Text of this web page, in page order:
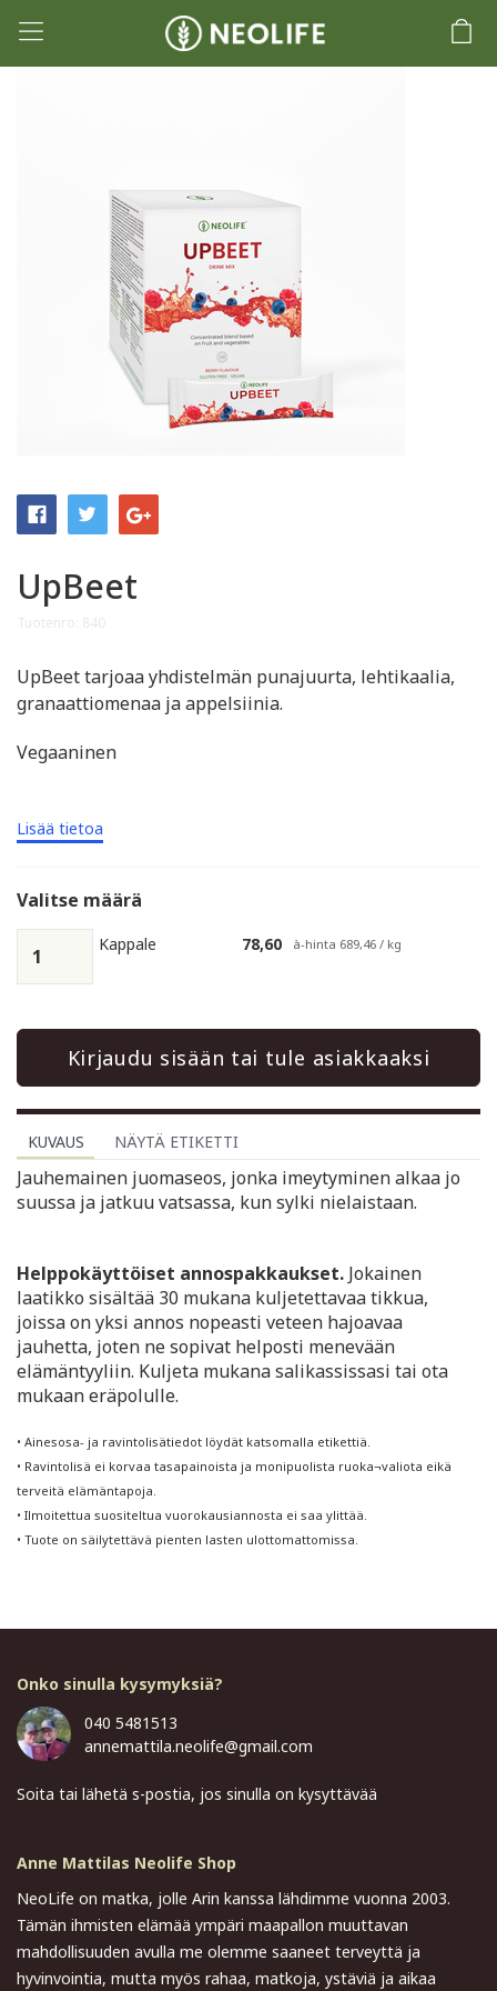
UpBeet
UpBeet tarjoaa yhdistelmän punajuurta, lehtikaalia,
granaattiomenaa ja appelsiinia.
Vegaaninen
Lisää tietoa
Valitse määrä
Kappale 78,60 à-hinta 689,46 / kg
Kirjaudu sisään tai tule asiakkaaksi
KUVAUS NÄYTÄ ETIKETTI
Jauhemainen juomaseos, jonka imeytyminen alkaa jo
suussa ja jatkuu vatsassa, kun sylki nielaistaan.
Helppokäyttöiset annospakkaukset. Jokainen
laatikko sisältää 30 mukana kuljetettavaa tikkua,
joissa on yksi annos nopeasti veteen hajoavaa
jauhetta, joten ne sopivat helposti menevään
elämäntyyliin. Kuljeta mukana salikassissasi tai ota
mukaan eräpolulle.
• Ainesosa- ja ravintolisätiedot löydät katsomalla etikettiä.
• Ravintolisä ei korvaa tasapainoista ja monipuolista ruoka¬valiota eikä
terveitä elämäntapoja.
• Ilmoitettua suositeltua vuorokausiannosta ei saa ylittää.
• Tuote on säilytettävä pienten lasten ulottomattomissa.
Onko sinulla kysymyksiä?
040 5481513
annemattila.neolife@gmail.com
Soita tai lähetä s-postia, jos sinulla on kysyttävää
Anne Mattilas Neolife Shop
NeoLife on matka, jolle Arin kanssa lähdimme vuonna 2003.
Tämän ihmisten elämää ympäri maapallon muuttavan
mahdollisuuden avulla me olemme saaneet terveyttä ja
hyvinvointia, mutta myös rahaa, matkoja, ystäviä ja aikaa